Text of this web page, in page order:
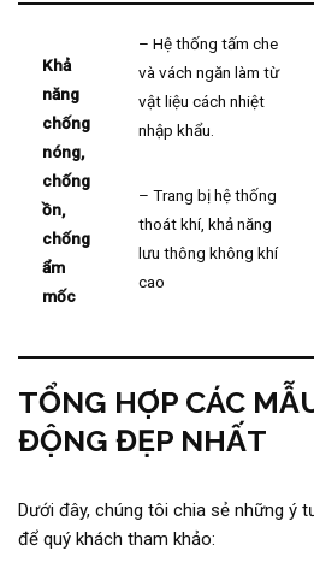
Khả
năng
chống
nóng,
chống
ồn,
chống
ẩm
mốc
– Hệ thống tấm che
và vách ngăn làm từ
vật liệu cách nhiệt
nhập khẩu.
– Trang bị hệ thống
thoát khí, khả năng
lưu thông không khí
cao
TỔNG HỢP CÁC
ĐỘNG ĐẸP NHẤT
Dưới đây, chúng tôi chia sẻ những ý
để quý khách tham khảo: